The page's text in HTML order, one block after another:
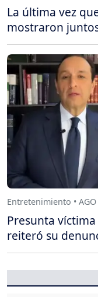
La última vez
mostraron
Entretenimiento •
Presunta
reiteró su